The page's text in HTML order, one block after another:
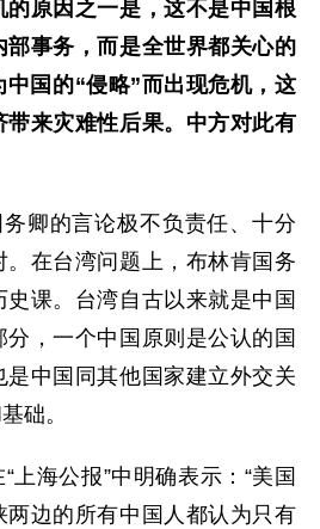
原因之一是，这不是中国根
事务，而是全世界都关心的
中国的“侵略”而出现危机，这
来灾难性后果。中方对此有
卿的言论极不负责任、十分
在台湾问题上，布林肯国务
课。台湾自古以来就是中国
，一个中国原则是公认的国
是中国同其他国家建立外交关
础。
上海公报”中明确表示：“美国
边的所有中国人都认为只有